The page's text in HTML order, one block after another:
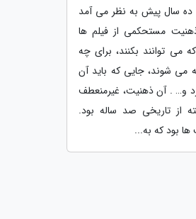
سال پیش به نظر می آمد
مستحکمی از فیلم ها
می توانند بکنند، برای چه
می شوند، جایی که باید آن
و… . آن ذهنیت، غیرمنعطف
از تاریخی صد ساله بود.
بود که به...